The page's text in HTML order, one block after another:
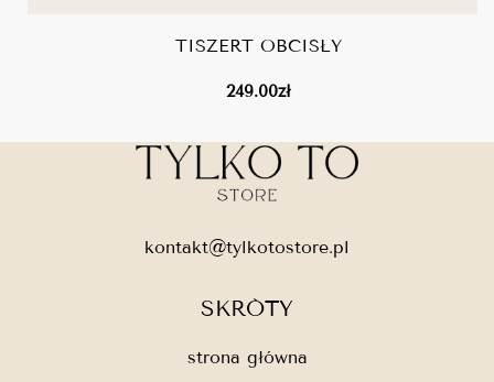
TISZERT OBCISŁY
249.00zł
kontakt@tylkotostore.pl
SKRÓTY
strona główna